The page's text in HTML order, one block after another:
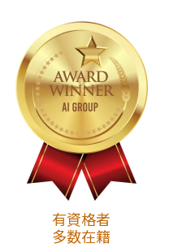
有資格者
多数在籍